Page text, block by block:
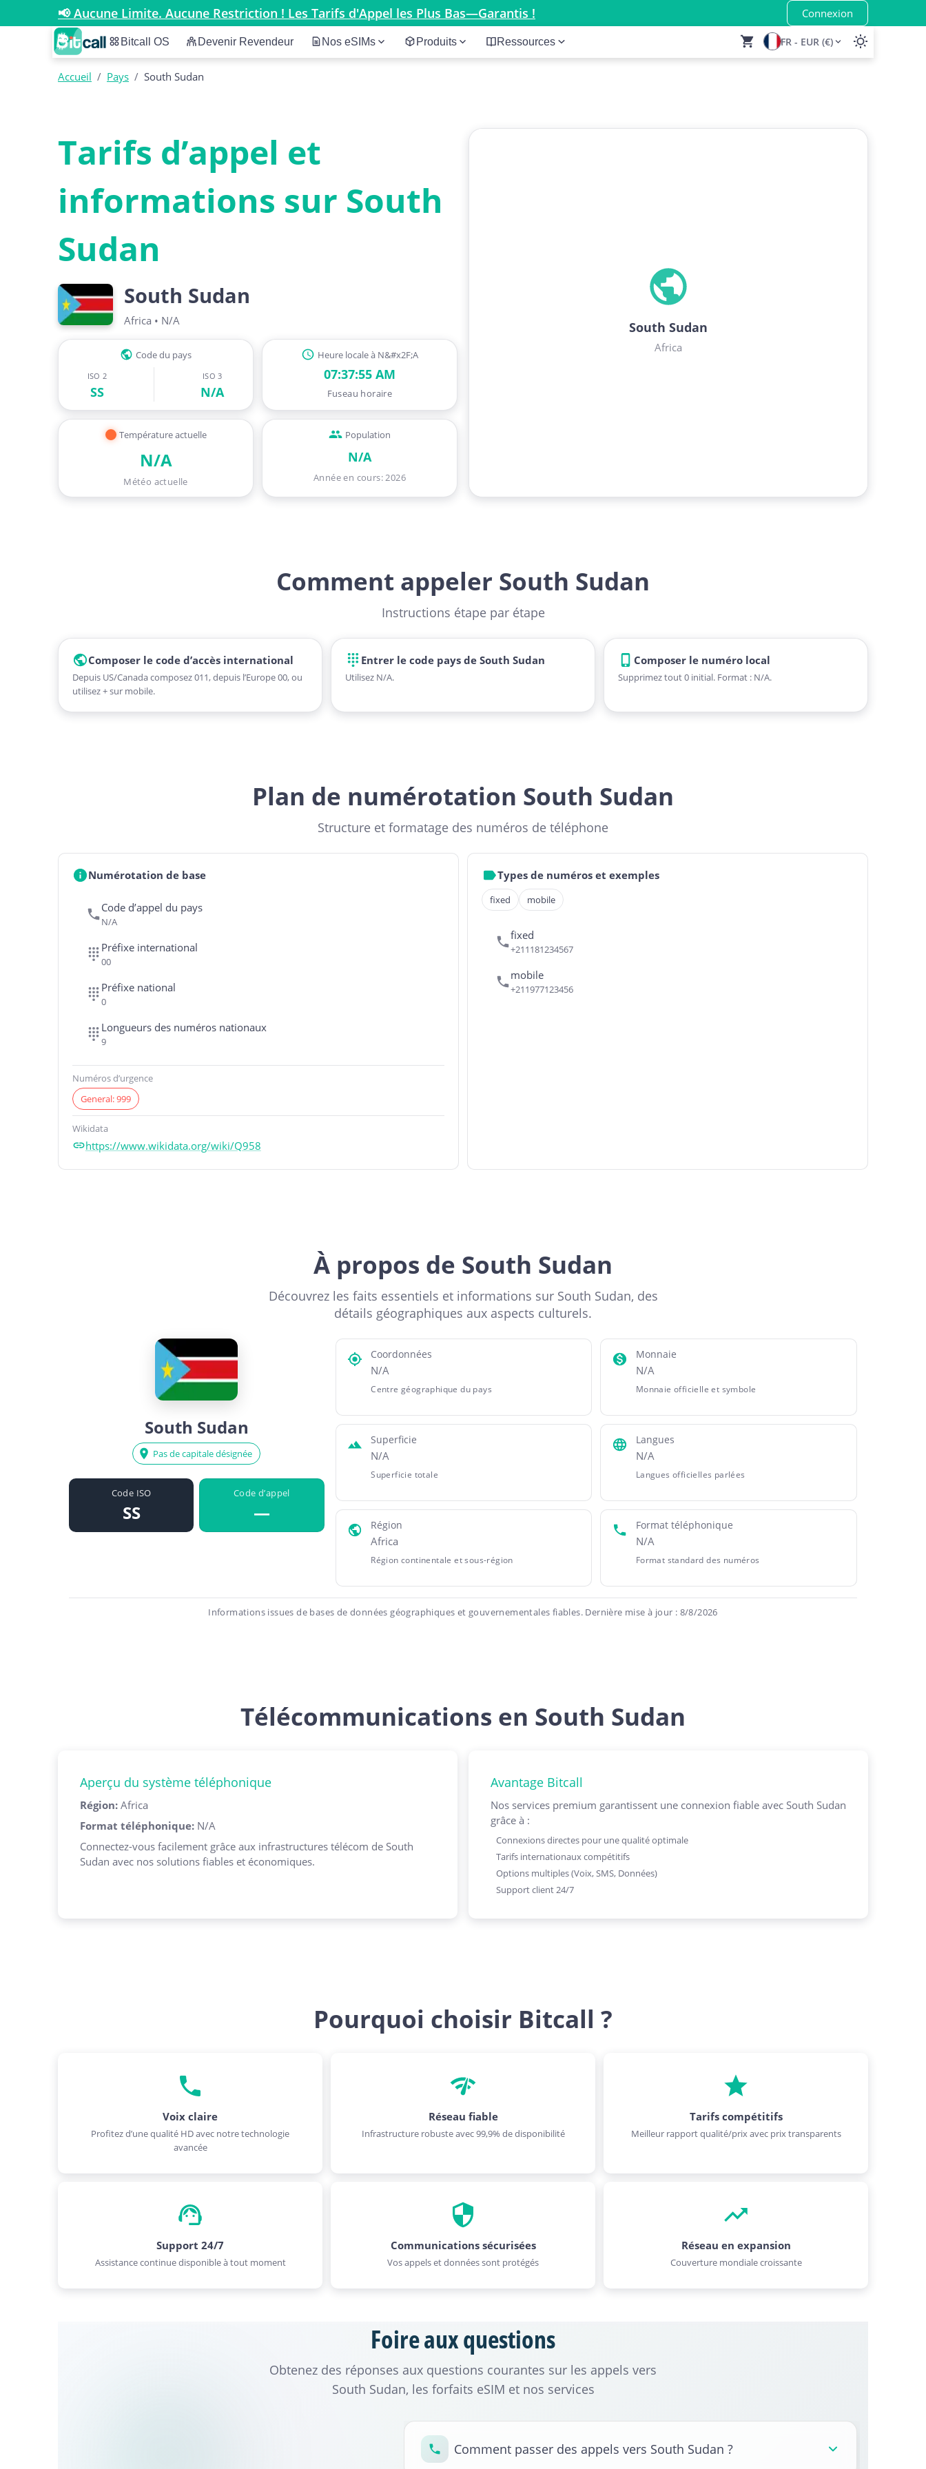
📢 Aucune Limite. Aucune Restriction ! Les Tarifs d'Appel les Plus Bas—Garantis ! Connexion
Bitcall OS Devenir Revendeur Nos eSIMs Produits Ressources FR - EUR (€)
Accueil / Pays / South Sudan
Tarifs d’appel et
informations sur South
Sudan
South Sudan
Africa • N/A
Code du pays
ISO 2
SS
ISO 3
N/A
Heure locale à N&#x2F;A
07:37:57 AM
Fuseau horaire
Température actuelle
N/A
Météo actuelle
Population
N/A
Année en cours: 2026
South Sudan
Africa
Comment appeler South Sudan
Instructions étape par étape
Composer le code d’accès international
Depuis US/Canada composez 011, depuis l’Europe 00, ou
utilisez + sur mobile.
Entrer le code pays de South Sudan
Utilisez N/A.
Composer le numéro local
Supprimez tout 0 initial. Format : N/A.
Plan de numérotation South Sudan
Structure et formatage des numéros de téléphone
Numérotation de base
Code d’appel du pays
N/A
Préfixe international
00
Préfixe national
0
Longueurs des numéros nationaux
9
Numéros d’urgence
General: 999
Wikidata
https://www.wikidata.org/wiki/Q958
Types de numéros et exemples
fixed mobile
fixed
+211181234567
mobile
+211977123456
À propos de South Sudan
Découvrez les faits essentiels et informations sur South Sudan, des
détails géographiques aux aspects culturels.
South Sudan
Pas de capitale désignée
Code ISO
SS
Code d’appel
—
Coordonnées
N/A
Centre géographique du pays
Monnaie
N/A
Monnaie officielle et symbole
Superficie
N/A
Superficie totale
Langues
N/A
Langues officielles parlées
Région
Africa
Région continentale et sous-région
Format téléphonique
N/A
Format standard des numéros
Informations issues de bases de données géographiques et gouvernementales fiables. Dernière mise à jour : 8/8/2026
Télécommunications en South Sudan
Aperçu du système téléphonique
Région: Africa
Format téléphonique: N/A
Connectez-vous facilement grâce aux infrastructures télécom de South
Sudan avec nos solutions fiables et économiques.
Avantage Bitcall
Nos services premium garantissent une connexion fiable avec South Sudan
grâce à :
Connexions directes pour une qualité optimale
Tarifs internationaux compétitifs
Options multiples (Voix, SMS, Données)
Support client 24/7
Pourquoi choisir Bitcall ?
Voix claire
Profitez d’une qualité HD avec notre technologie
avancée
Réseau fiable
Infrastructure robuste avec 99,9% de disponibilité
Tarifs compétitifs
Meilleur rapport qualité/prix avec prix transparents
Support 24/7
Assistance continue disponible à tout moment
Communications sécurisées
Vos appels et données sont protégés
Réseau en expansion
Couverture mondiale croissante
Foire aux questions
Obtenez des réponses aux questions courantes sur les appels vers
South Sudan, les forfaits eSIM et nos services
Comment passer des appels vers South Sudan ?